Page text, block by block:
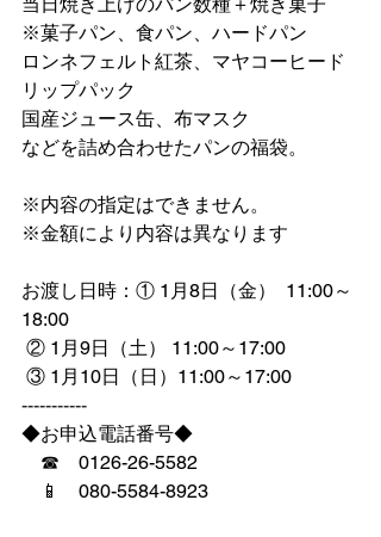
※菓子パン、食パン、ハードパン
ロンネフェルト紅茶、マヤコーヒード
リップパック
国産ジュース缶、布マスク
などを詰め合わせたパンの福袋。
※内容の指定はできません。
※金額により内容は異なります
お渡し日時：① 1月8日（金）  11:00～
18:00
② 1月9日（土） 11:00～17:00
③ 1月10日（日）11:00～17:00
-----------
◆お申込電話番号◆
☎　0126-26-5582
📱　080-5584-8923